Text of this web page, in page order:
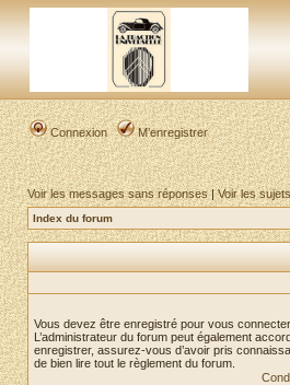
Connexion M’enregistrer
Voir les messages sans réponses|Voir les
Index du forum
Vous devez être enregistré pour vous
L’administrateur du forum peut également
enregistrer, assurez-vous d’avoir pris
de bien lire tout le règlement du forum.